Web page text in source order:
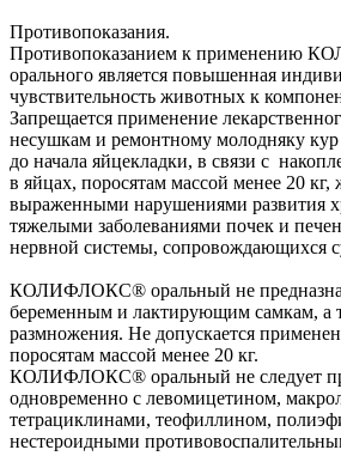
Противопоказания.
Противопоказанием к применению
орального является повышенная
чувствительность животных к
Запрещается применение
несушкам и ремонтному молодняку кур
до начала яйцекладки, в связи с
в яйцах, поросятам массой менее 20
выраженными нарушениями развития
тяжелыми заболеваниями почек и
нервной системы, сопровождающихся
КОЛИФЛОКС® оральный не
беременным и лактирующим самкам, а
размножения. Не допускается
поросятам массой менее 20 кг.
КОЛИФЛОКС® оральный не следует
одновременно с левомицетином,
тетрациклинами, теофиллином,
нестероидными